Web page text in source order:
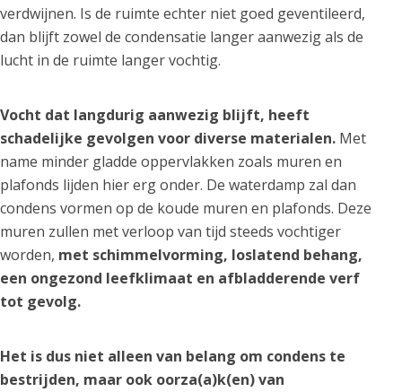
verdwijnen. Is de ruimte echter niet goed geventileerd,
dan blijft zowel de condensatie langer aanwezig als de
lucht in de ruimte langer vochtig.
Vocht dat langdurig aanwezig blijft, heeft
schadelijke gevolgen voor diverse materialen. Met
name minder gladde oppervlakken zoals muren en
plafonds lijden hier erg onder. De waterdamp zal dan
condens vormen op de koude muren en plafonds. Deze
muren zullen met verloop van tijd steeds vochtiger
worden, met schimmelvorming, loslatend behang,
een ongezond leefklimaat en afbladderende verf
tot gevolg.
Het is dus niet alleen van belang om condens te
bestrijden, maar ook oorza(a)k(en) van